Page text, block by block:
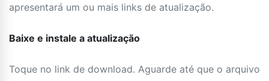
apresentará um ou mais links de atualização.
Baixe e instale a atualização
Toque no link de download. Aguarde até que o arquivo